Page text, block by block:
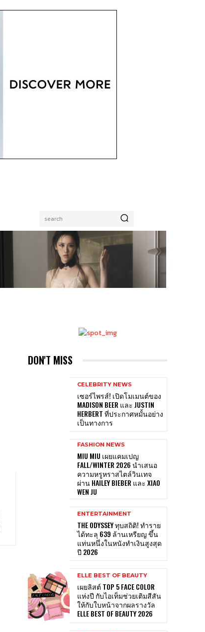
search
DON'T MISS
CELEBRITY NEWS
เซอร์ไพรส์! เปิดโมเมนต์ของ
MADISON BEER และ JUSTIN
HERBERT ที่ประกาศหมั้นอย่าง
เป็นทางการ
FASHION NEWS
MIU MIU เผยแคมเปญ
FALL/WINTER 2026 นำเสนอ
ความหรูหราสไตล์วินเทจ
ผ่าน HAILEY BIEBER และ XIAO
WEN JU
ENTERTAINMENT
THE ODYSSEY ทุบสถิติ! ทำราย
ได้ทะลุ 639 ล้านเหรียญ ขึ้น
แท่นหนึ่งในหนังทำเงินสูงสุด
ปี 2026
ELLE BEST OF BEAUTY
เผยลิสต์ TOP 5 FACE COLOR
แห่งปี กับไอเท็มช่วยเติมสีสัน
ให้กับใบหน้าจากผลรางวัล
ELLE BEST OF BEAUTY 2026